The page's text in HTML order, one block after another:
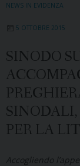
NEWS IN EVIDENZA
5 OTTOBRE 2015
SINODO
PER LA
Accogliendo